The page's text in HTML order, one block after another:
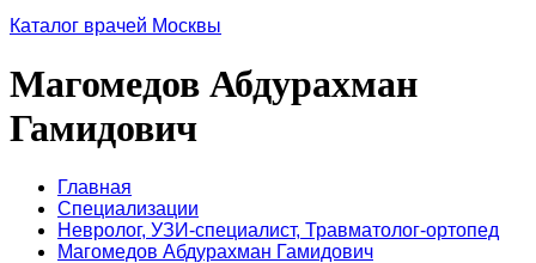
Каталог врачей Москвы
Магомедов Абдурахман
Гамидович
Главная
Специализации
Невролог, УЗИ-специалист, Травматолог-ортопед
Магомедов Абдурахман Гамидович